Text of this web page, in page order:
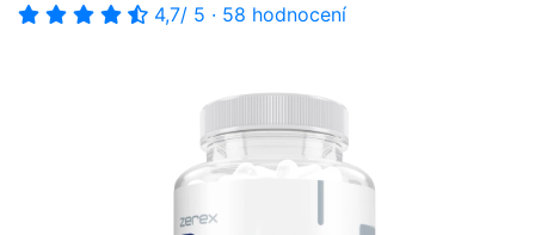
4,7/ 5 · 58 hodnocení